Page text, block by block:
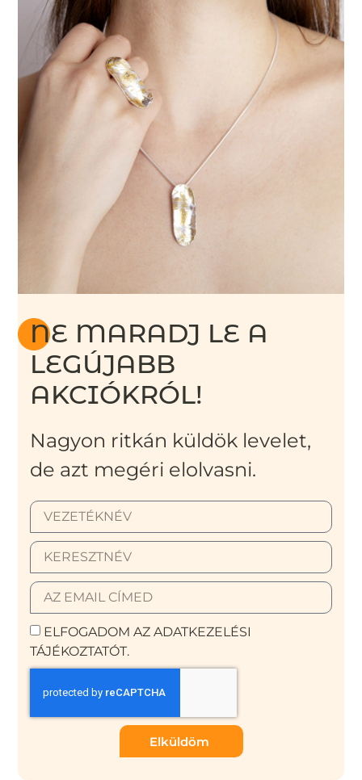
NE MARADJ LE A
LEGÚJABB
AKCIÓKRÓL!
Nagyon ritkán küldök levelet,
de azt megéri elolvasni.
ELFOGADOM AZ ADATKEZELÉSI
TÁJÉKOZTATÓT.
Elküldöm